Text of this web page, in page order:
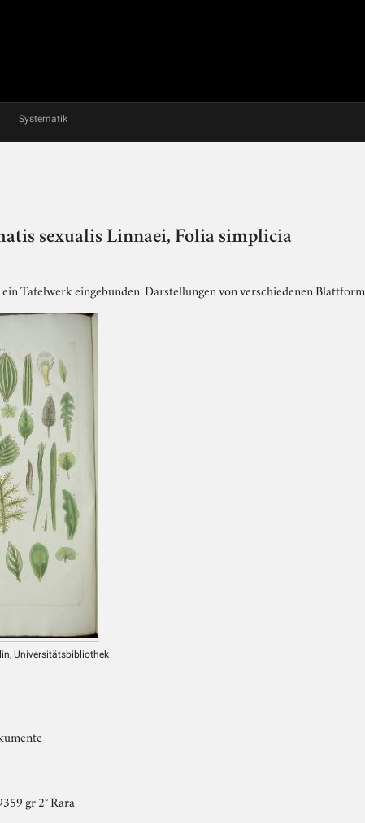
Systematik
sexualis Linnaei, Folia simplicia
Tafelwerk eingebunden. Darstellungen von verschiedenen
Universitätsbibliothek
gr 2° Rara